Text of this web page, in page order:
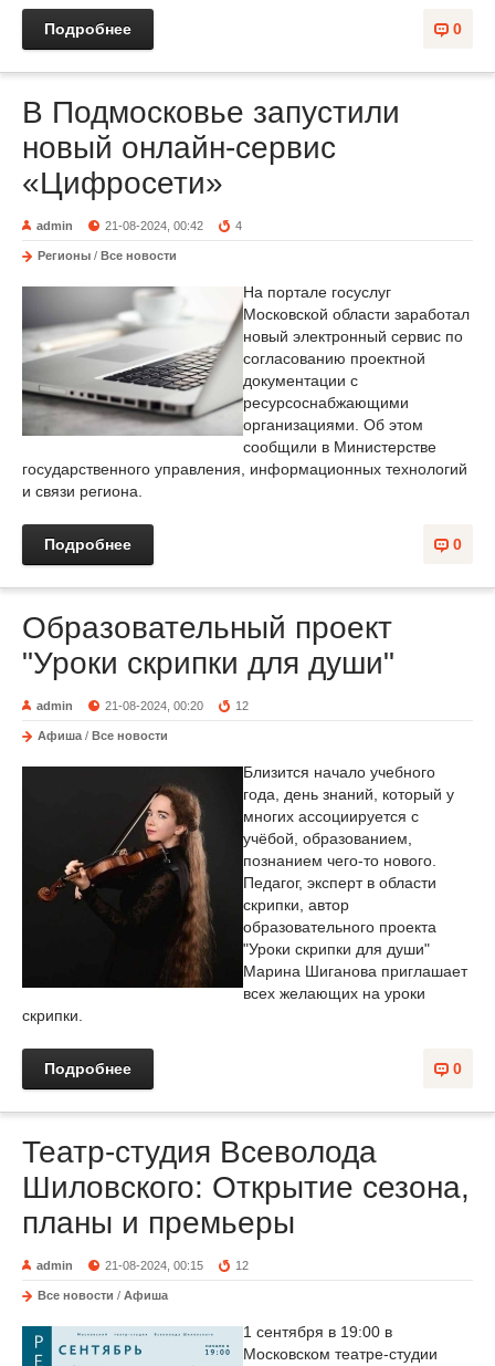
0
Подробнее
В Подмосковье запустили
новый онлайн-сервис
«Цифросети»
admin 21-08-2024, 00:42 4
Регионы / Все новости
На портале госуслуг
Московской области заработал
новый электронный сервис по
согласованию проектной
документации с
ресурсоснабжающими
организациями. Об этом
сообщили в Министерстве
государственного управления, информационных технологий
и связи региона.
0
Подробнее
Образовательный проект
"Уроки скрипки для души"
admin 21-08-2024, 00:20 12
Афиша / Все новости
Близится начало учебного
года, день знаний, который у
многих ассоциируется с
учёбой, образованием,
познанием чего-то нового.
Педагог, эксперт в области
скрипки, автор
образовательного проекта
"Уроки скрипки для души"
Марина Шиганова приглашает
всех желающих на уроки
скрипки.
0
Подробнее
Театр-студия Всеволода
Шиловского: Открытие сезона,
планы и премьеры
admin 21-08-2024, 00:15 12
Все новости / Афиша
1 сентября в 19:00 в
Московском театре-студии